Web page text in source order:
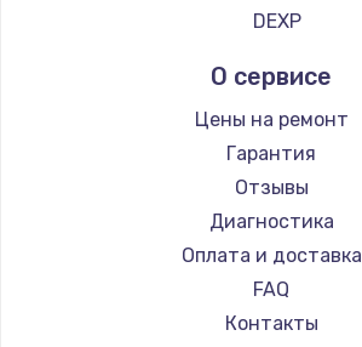
DEXP
О сервисе
Цены на ремонт
Гарантия
Отзывы
Диагностика
Оплата и доставка
FAQ
Контакты